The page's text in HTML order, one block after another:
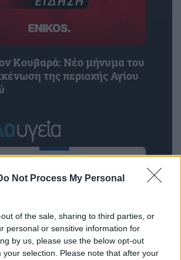
Not Process My Personal
of the sale, sharing to third parties, or
personal or sensitive information for
by us, please use the below opt-out
your selection. Please note that after your
Κουβαρά: Νέο μήνυμα του
της περιοχής Αγίου